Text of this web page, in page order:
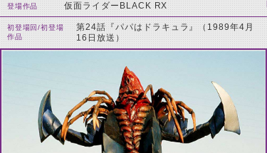
登場作品 仮面ライダーBLACK RX
初登場回/初登場
作品
第24話『パパはドラキュラ』（1989年4月
16日放送）